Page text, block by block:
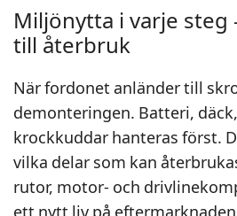
Miljönytta i varje steg
till återbruk
När fordonet anländer till
demonteringen. Batteri,
krockkuddar hanteras först.
vilka delar som kan
rutor, motor- och
ett nytt liv på